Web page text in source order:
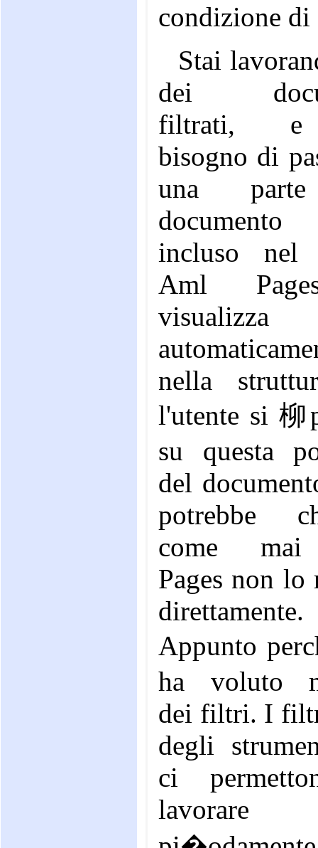
condizione
Stai
dei
filtrati,
bisogno di
una
incluso nel
Aml
visualizza
nella
l'utente si 柳
su questa
del
potrebbe
come
Pages non lo
direttamente.
Appunto
ha voluto
dei filtri. I
degli
ci
lavorare